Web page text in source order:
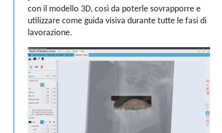
con il modello 3D, così da poterle sovrapporre e
utilizzare come guida visiva durante tutte le fasi di
lavorazione.